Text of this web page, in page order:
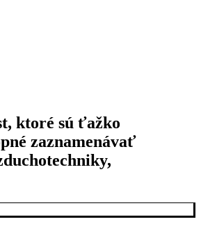
ktoré sú ťažko
zaznamenávať